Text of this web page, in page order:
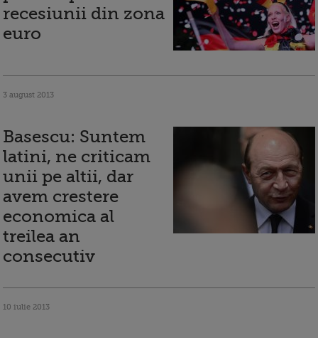
recesiunii din zona
euro
3 august 2013
Basescu: Suntem
latini, ne criticam
unii pe altii, dar
avem crestere
economica al
treilea an
consecutiv
10 iulie 2013